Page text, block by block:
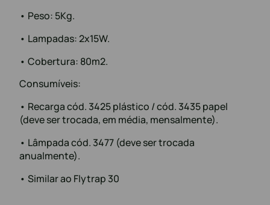
• Peso: 5Kg.
• Lampadas: 2x15W.
• Cobertura: 80m2.
Consumíveis:
• Recarga cód. 3425 plástico / cód. 3435 papel
(deve ser trocada, em média, mensalmente).
• Lâmpada cód. 3477 (deve ser trocada
anualmente).
• Similar ao Flytrap 30